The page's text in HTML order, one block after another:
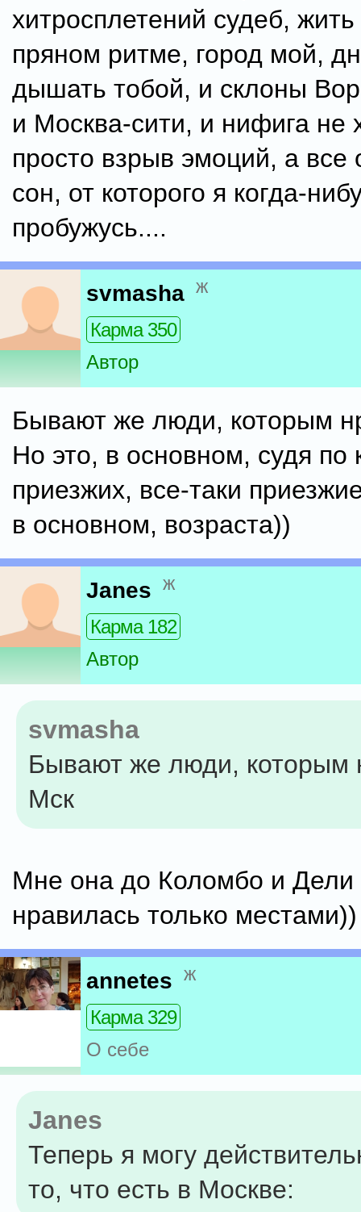
хитросплетений судеб,
пряном ритме, город мой,
дышать тобой, и склоны
и Москва-сити, и нифига не
просто взрыв эмоций, а все
сон, от которого я когда-
пробужусь....
svmasha ж
Карма 350
Автор
Бывают же люди, которым
Но это, в основном, судя по
приезжих, все-таки
в основном, возраста))
Janes ж
Карма 182
Автор
svmasha
Бывают же люди, которым
Мск
Мне она до Коломбо и Дели
нравилась только местами))
annetes ж
Карма 329
О себе
Janes
Теперь я могу
то, что есть в Москве: